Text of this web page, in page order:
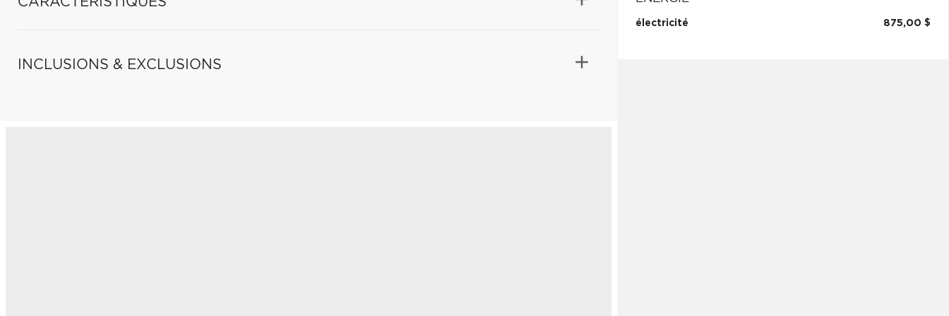
INCLUSIONS & EXCLUSIONS
électricité 875,00 $